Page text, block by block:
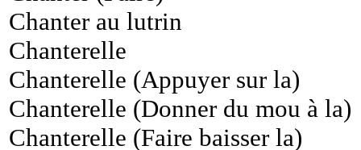
Chanter au lutrin
Chanterelle
Chanterelle (Appuyer sur la)
Chanterelle (Donner du mou à la)
Chanterelle (Faire baisser la)